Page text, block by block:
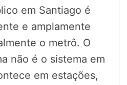
em Santiago é
e amplamente
o metrô. O
não é o sistema em
em estações,